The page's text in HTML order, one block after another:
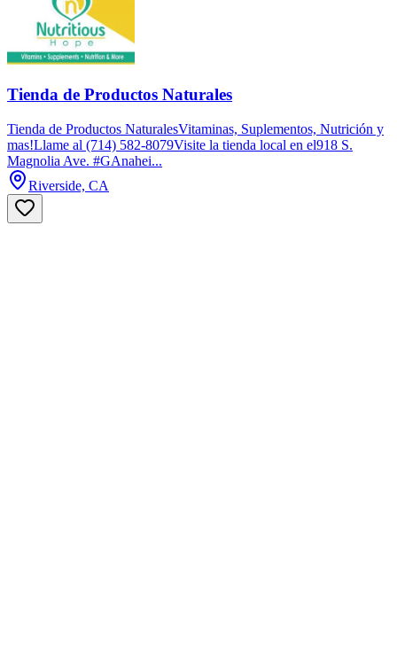
Tienda de Productos Naturales
Tienda de Productos NaturalesVitaminas, Suplementos, Nutrición y
mas!Llame al (714) 582-8079Visite la tienda local en el918 S.
Magnolia Ave. #GAnahei...
Riverside, CA